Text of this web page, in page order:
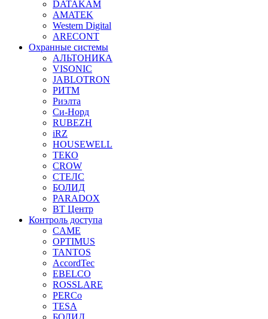
DATAKAM
AMATEK
Western Digital
ARECONT
Охранные системы
АЛЬТОНИКА
VISONIC
JABLOTRON
РИТМ
Риэлта
Си-Норд
RUBEZH
iRZ
HOUSEWELL
ТЕКО
CROW
СТЕЛС
БОЛИД
PARADOX
ВТ Центр
Контроль доступа
CAME
OPTIMUS
TANTOS
AccordTec
EBELCO
ROSSLARE
PERCo
TESA
БОЛИД